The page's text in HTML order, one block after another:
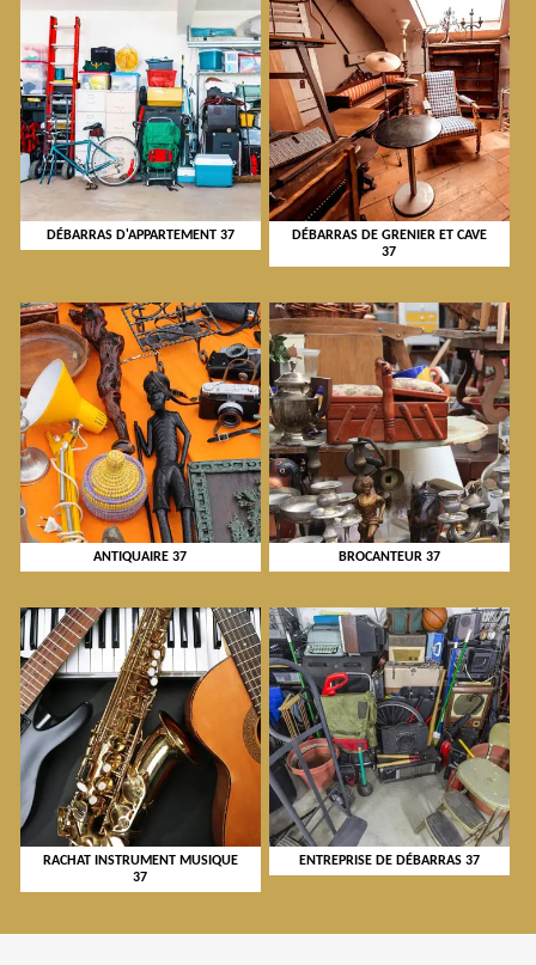
DÉBARRAS D'APPARTEMENT 37
DÉBARRAS DE GRENIER ET CAVE
37
ANTIQUAIRE 37 BROCANTEUR 37
RACHAT INSTRUMENT MUSIQUE
37
ENTREPRISE DE DÉBARRAS 37